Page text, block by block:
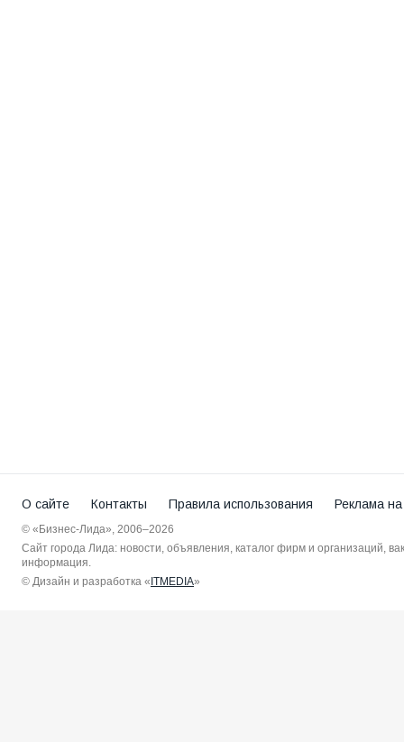
О сайте Контакты Правила использования Реклама
© «Бизнес-Лида», 2006–2026
Сайт города Лида: новости, объявления, каталог фирм и организаций,
информация.
© Дизайн и разработка «ITMEDIA»